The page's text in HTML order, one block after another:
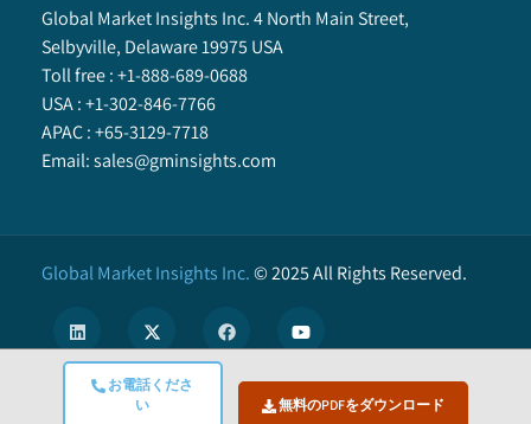
お電話くださ
い
無料のPDFをダウンロード
Global Market Insights Inc. 4 North Main Street,
Selbyville, Delaware 19975 USA
Toll free :+1-888-689-0688
USA :+1-302-846-7766
APAC :+65-3129-7718
Email:sales@gminsights.com
Global Market Insights Inc.©2025All Rights Reserved.
We use cookies to enhance user experience. (Privacy Policy